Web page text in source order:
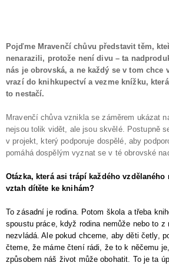
Pojďme Mravenčí chůvu představit těm,
nenarazili, protože není divu – ta
nás je obrovská, a ne každý se v tom chce
vrazí do knihkupectví a vezme knížku,
to nestačí.
Mravenčí chůva vznikla se záměrem ukázat
nejsou tolik vidět, ale jsou skvělé. Postupně
v projekt, který podporuje dospělé, aby
pomáhá dospělým vyznat se v té obrovské
Otázka, která asi trápí každého
vztah dítěte ke knihám?
To zásadní je rodina. Potom škola a třeba
spoustu práce, když rodina nemůže nebo to z
nezvládá. Ale pokud chceme, aby děti četly,
čteme, že máme čtení rádi, že to k něčemu
způsobem náš život může obohatit. To je ta